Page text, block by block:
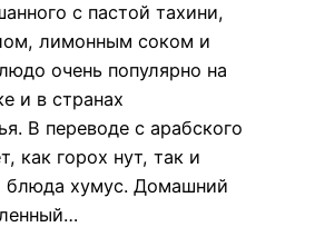
с пастой тахини,
лимонным соком и
очень популярно на
и в странах
В переводе с арабского
как горох нут, так и
блюда хумус. Домашний